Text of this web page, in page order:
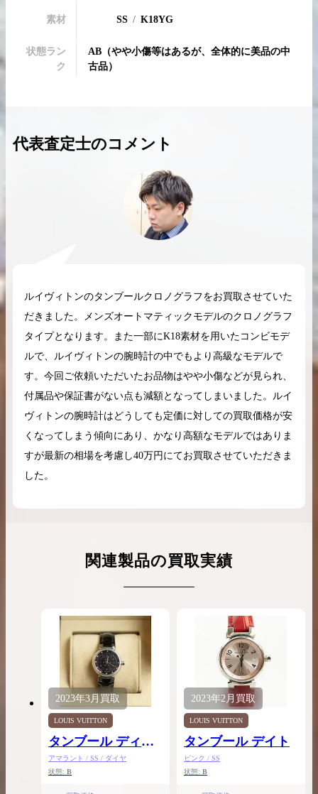
バーキン相場解説 ケリー相場解
コラムをさらにみる
素材 SS K18YG
状態ラン
ク
AB （やや小傷等はあるが、全体的に美品の中
古品）
代表査定士のコメント
ルイヴィトンのタンブールクロノグラフをお買取させていた
だきました。メンズオートマティックモデルのクロノグラフ
タイプとなります。また一部にK18素材を用いたコンビモデ
ルで、ルイヴィトンの腕時計の中でもより高級なモデルで
す。今回ご依頼いただいたお品物はやや小傷などが見られ、
付属品や保証書がない点も減額となってしまいました。ルイ
ヴィトンの腕時計はどうしても定価に対しての買取価格が安
くなってしまう傾向にあり、かなり高額なモデルではありま
すが最新の相場を考慮し40万円にてお買取させていただきま
した。
関連製品の買取実績
2023年3月 買取
LOUIS VUITTON
タンブール ディス
クアマラント
アマラント / SS / ダイヤ
状態: B
2023年2月 買取
LOUIS VUITTON
タンブール デイト
ピンク / SS
状態: B